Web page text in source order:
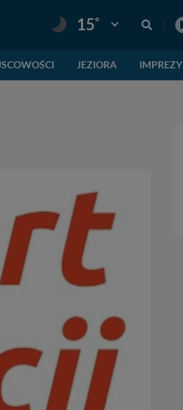
15° Pogoda: Gniezno
JEZIORA IMPREZY